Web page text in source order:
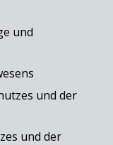
und
und der
und der